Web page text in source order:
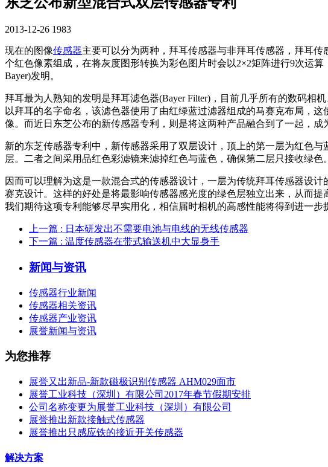
2013-12-26 1983
现在的图像传感器主要可以分为两种，拜耳传感器与非拜耳传感器，拜耳
个红色像素组成，在将灰度图形转换为彩色图片时会以2×2矩阵进行9次运
Bayer)发明。
拜耳最为人熟知的发明是拜耳滤色器(Bayer Filter)，目前几乎所有的数码相
以拜耳的名字命名，该滤色器使用了由红绿蓝过滤器组成的马赛克布局，
像。而近日东芝公布的新传感器专利，则是将这两种产品融合到了一起，成
新的东芝传感器专利中，新传感器采用了双层设计，顶上的第一层为红色
层。二者之间采用品红色彩滤镜来滤掉红色与蓝色，确保第二层只接收绿色。
因而可以理解为这是一款混合式的传感器设计，一层为传统拜耳传感器设
赛克设计。这样的好处是将最影响传感器感光度的绿色层独立出来，从而提
我们期待这项专利能够尽早实用化，相信届时相机的高感性能将得到进一步
上一篇 : 日本研发出不需要电池与电线的无线传感器
下一篇 : 温度传感器在带式输送机中大显身手
新闻与资讯
传感器行业新闻
传感器相关资讯
传感器产业资讯
展誉新闻与资讯
为您推荐
展誉又出新品-新款磁极识别传感器 AHM029面市
展誉工业科技（深圳）有限公司2017年春节假期安排
公司名称变更为展誉工业科技（深圳）有限公司
展誉推出新款接触式传感器
展誉推出只感应铁的接近开关传感器
解决方案